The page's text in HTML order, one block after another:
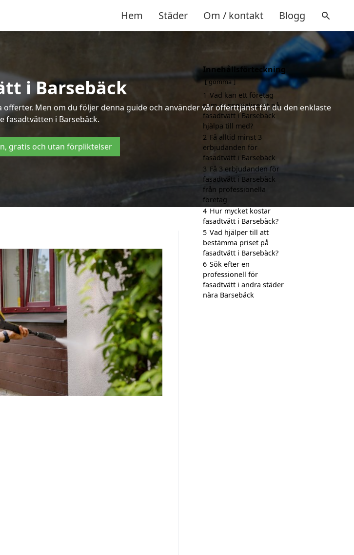
Hem Städer Om / kontakt Blogg
i Barsebäck
Men om du följer denna guide och använder vår offerttjänst får du den enklaste
fasadtvätten i Barsebäck.
gratis och utan förpliktelser
Innehållsförteckning
gömma
1 Vad kan ett företag
som är specialiserat på
fasadtvätt i Barsebäck
hjälpa till med?
2 Få alltid minst 3
erbjudanden för
fasadtvätt i Barsebäck
3 Få 3 erbjudanden för
fasadtvätt i Barsebäck
från professionella
företag
4 Hur mycket kostar
fasadtvätt i Barsebäck?
5 Vad hjälper till att
bestämma priset på
fasadtvätt i Barsebäck?
6 Sök efter en
professionell för
fasadtvätt i andra städer
nära Barsebäck